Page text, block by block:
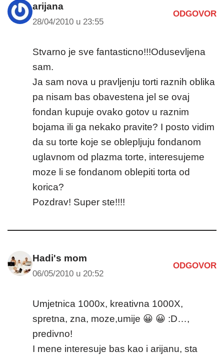
arijana
28/04/2010 u 23:55
ODGOVOR
Stvarno je sve fantasticno!!!Odusevljena
sam.
Ja sam nova u pravljenju torti raznih oblika
pa nisam bas obavestena jel se ovaj
fondan kupuje ovako gotov u raznim
bojama ili ga nekako pravite? I posto vidim
da su torte koje se oblepljuju fondanom
uglavnom od plazma torte, interesujeme
moze li se fondanom oblepiti torta od
korica?
Pozdrav! Super ste!!!!
Hadi's mom
06/05/2010 u 20:52
ODGOVOR
Umjetnica 1000x, kreativna 1000X,
spretna, zna, moze,umije 😀 😀 :D…,
predivno!
I mene interesuje bas kao i arijanu, sta